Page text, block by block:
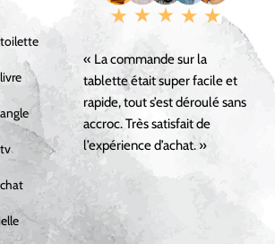
toilette
« La commande sur la
tablette était super facile et
rapide, tout s’est déroulé sans
accroc. Très satisfait de
l’expérience d’achat. »